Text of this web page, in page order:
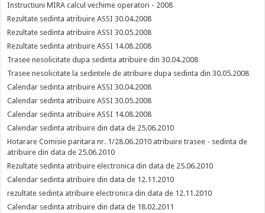
Instructiuni MIRA calcul vechime operatori - 2008
Rezultate sedinta atribuire ASSI 30.04.2008
Rezultate sedinta atribuire ASSI 30.05.2008
Rezultate sedinta atribuire ASSI 14.08.2008
Trasee nesolicitate dupa sedinta atribuire din 30.04.2008
Trasee nesolicitate la sedintele de atribuire dupa sedinta din 30.05.2008
Calendar sedinta atribuire ASSI 30.04.2008
Calendar sedinta atribuire ASSI 30.05.2008
Calendar sedinta atribuire ASSI 14.08.2008
Calendar sedinta atribuire din data de 25.06.2010
Hotarare Comisie paritara nr. 1/28.06.2010 atribuire trasee - sedinta de
atribuire din data de 25.06.2010
Rezultate sedinta atribuire electronica din data de 25.06.2010
Calendar sedinta atribuire din data de 12.11.2010
rezultate sedinta atribuire electronica din data de 12.11.2010
Calendar sedinta atribuire din data de 18.02.2011